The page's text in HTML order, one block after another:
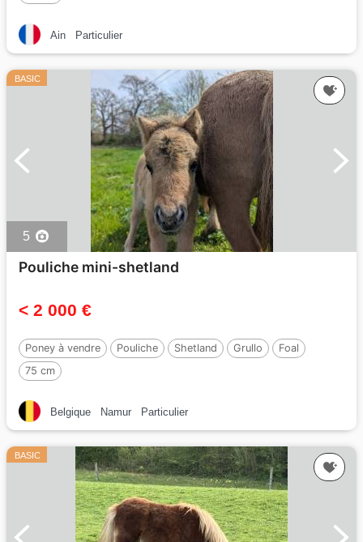
Ain Particulier
BASIC
5
Pouliche mini-shetland
< 2 000 €
Poney à vendre Pouliche Shetland Grullo
Foal
75 cm
Belgique Namur Particulier
BASIC